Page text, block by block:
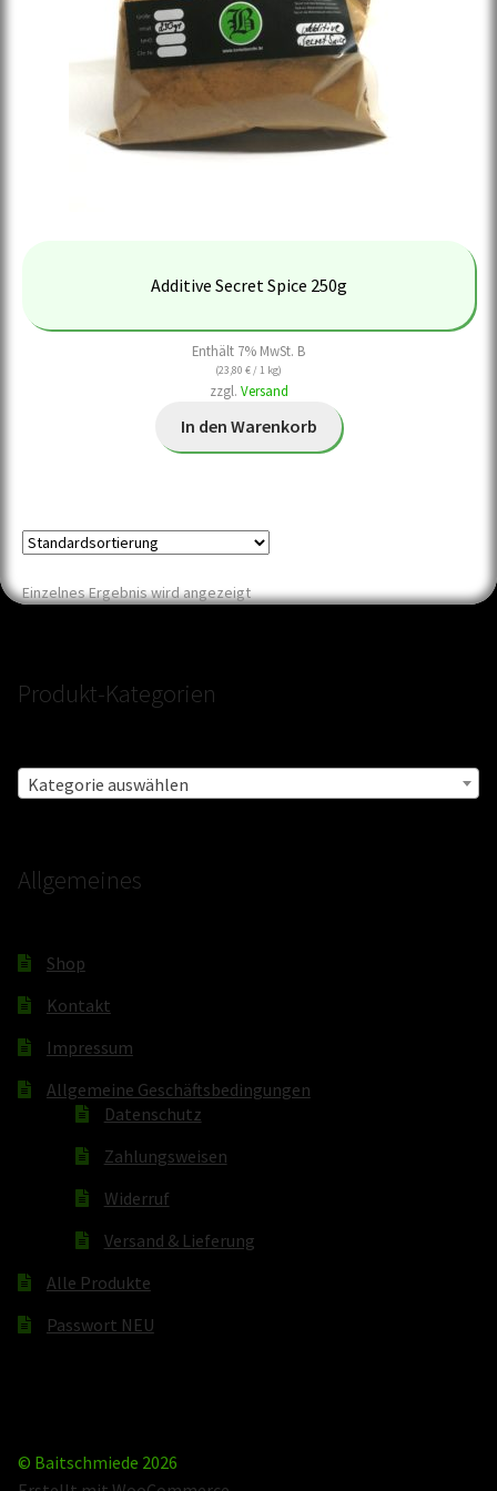
Additive Secret Spice 250g
Enthält 7% MwSt. B
(23,80 €/ 1 kg)
zzgl. Versand
In den Warenkorb
Einzelnes Ergebnis wird angezeigt
Produkt-Kategorien
Kategorie auswählen
Allgemeines
Shop
Kontakt
Impressum
Allgemeine Geschäftsbedingungen
Datenschutz
Zahlungsweisen
Widerruf
Versand & Lieferung
Alle Produkte
Passwort NEU
© Baitschmiede 2026